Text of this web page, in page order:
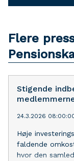
Flere
Stigende
24.3.2026
Høje
faldende
hvor den